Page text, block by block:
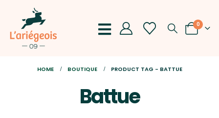
0
HOME BOUTIQUE PRODUCT TAG - BATTUE
Battue